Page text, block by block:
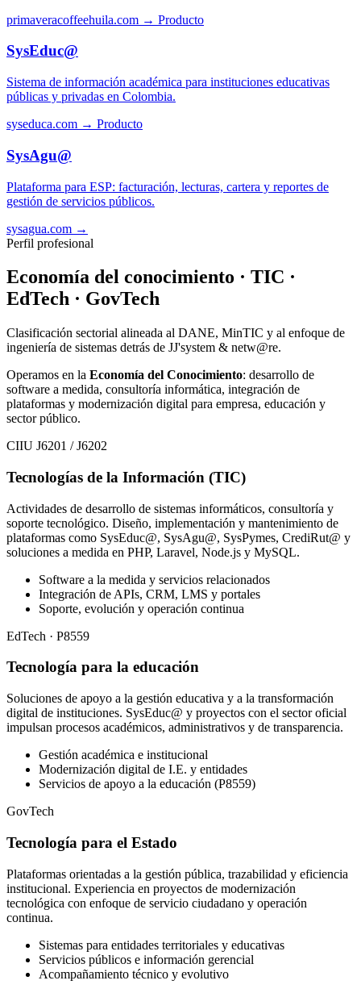
primaveracoffeehuila.com → Producto
SysEduc@
Sistema de información académica para instituciones educativas
públicas y privadas en Colombia.
syseduca.com → Producto
SysAgu@
Plataforma para ESP: facturación, lecturas, cartera y reportes de
gestión de servicios públicos.
sysagua.com →
Perfil profesional
Economía del conocimiento · TIC ·
EdTech · GovTech
Clasificación sectorial alineada al DANE, MinTIC y al enfoque de
ingeniería de sistemas detrás de JJ'system & netw@re.
Operamos en la Economía del Conocimiento: desarrollo de
software a medida, consultoría informática, integración de
plataformas y modernización digital para empresa, educación y
sector público.
CIIU J6201 / J6202
Tecnologías de la Información (TIC)
Actividades de desarrollo de sistemas informáticos, consultoría y
soporte tecnológico. Diseño, implementación y mantenimiento de
plataformas como SysEduc@, SysAgu@, SysPymes, CrediRut@ y
soluciones a medida en PHP, Laravel, Node.js y MySQL.
Software a la medida y servicios relacionados
Integración de APIs, CRM, LMS y portales
Soporte, evolución y operación continua
EdTech · P8559
Tecnología para la educación
Soluciones de apoyo a la gestión educativa y a la transformación
digital de instituciones. SysEduc@ y proyectos con el sector oficial
impulsan procesos académicos, administrativos y de transparencia.
Gestión académica e institucional
Modernización digital de I.E. y entidades
Servicios de apoyo a la educación (P8559)
GovTech
Tecnología para el Estado
Plataformas orientadas a la gestión pública, trazabilidad y eficiencia
institucional. Experiencia en proyectos de modernización
tecnológica con enfoque de servicio ciudadano y operación
continua.
Sistemas para entidades territoriales y educativas
Servicios públicos e información gerencial
Acompañamiento técnico y evolutivo